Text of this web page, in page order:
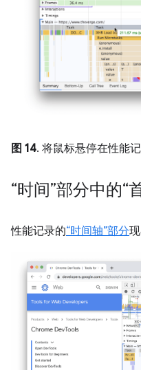
图 14. 将鼠标悬停在性能
“时间”部分中的“
性能记录的“时间轴”部分